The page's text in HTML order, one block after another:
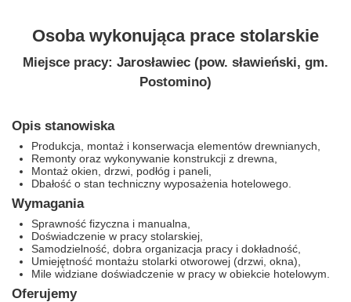
Osoba wykonująca prace stolarskie
Miejsce pracy: Jarosławiec (pow. sławieński, gm.
Postomino)
Opis stanowiska
Produkcja, montaż i konserwacja elementów drewnianych,
Remonty oraz wykonywanie konstrukcji z drewna,
Montaż okien, drzwi, podłóg i paneli,
Dbałość o stan techniczny wyposażenia hotelowego.
Wymagania
Sprawność fizyczna i manualna,
Doświadczenie w pracy stolarskiej,
Samodzielność, dobra organizacja pracy i dokładność,
Umiejętność montażu stolarki otworowej (drzwi, okna),
Mile widziane doświadczenie w pracy w obiekcie hotelowym.
Oferujemy